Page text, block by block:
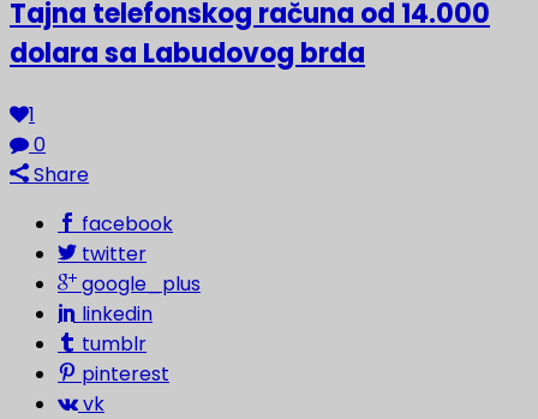
Tajna telefonskog računa od 14.000
dolara sa Labudovog brda
1
0
Share
facebook
twitter
google_plus
linkedin
tumblr
pinterest
vk